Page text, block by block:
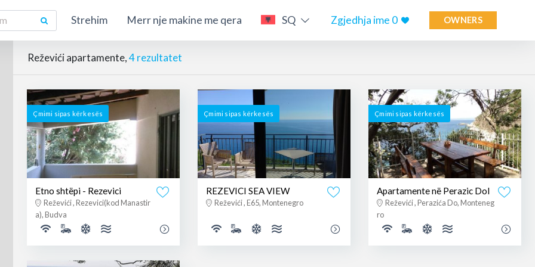
Strehim Merr nje makine me qera SQ Zgjedhja ime 0 OWNERS
Reževići apartamente, 4 rezultatet
Çmimi sipas kërkesës
Etno shtëpi - Rezevici
Reževići , Rezevici(kod Manastir
a), Budva
Çmimi sipas kërkesës
REZEVICI SEA VIEW
Reževići , E65, Montenegro
Çmimi sipas kërkesës
Apartamente në Perazic Dol
Reževići , Perazića Do, Monteneg
ro